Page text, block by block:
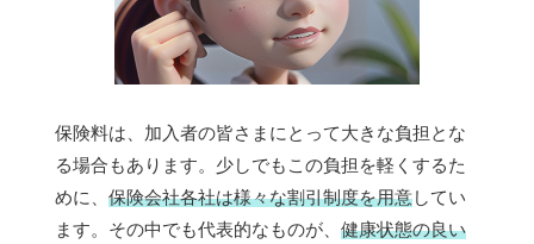
保険料は、加入者の皆さまにとって大きな負担とな
る場合もあります。少しでもこの負担を軽くするた
めに、 保険会社各社は様々な割引制度を用意してい
ます。その中でも代表的なものが、 健康状態の良い